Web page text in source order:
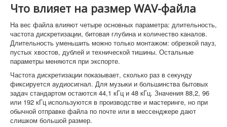
Что влияет на размер WAV-файла
На вес файла влияют четыре основных параметра: длительность,
частота дискретизации, битовая глубина и количество каналов.
Длительность уменьшить можно только монтажом: обрезкой пауз,
пустых хвостов, дублей и технической тишины. Остальные
параметры меняются при экспорте.
Частота дискретизации показывает, сколько раз в секунду
фиксируется аудиосигнал. Для музыки и большинства бытовых
задач стандартом остаются 44,1 кГц и 48 кГц. Значения 88,2, 96
или 192 кГц используются в производстве и мастеринге, но при
обычной отправке файла по почте или в мессенджере дают
слишком большой размер.